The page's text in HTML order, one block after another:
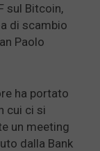
sul Bitcoin,
di scambio
Paolo
ha portato
cui ci si
un meeting
dalla Bank